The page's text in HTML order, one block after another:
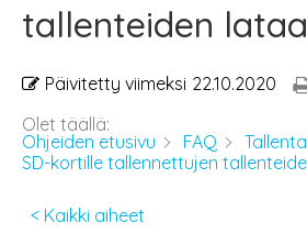
tallenteiden
Päivitetty viimeksi 22.10.2020
Olet täällä:
Ohjeiden etusivu
FAQ
SD-kortille tallennettujen
< Kaikki aiheet